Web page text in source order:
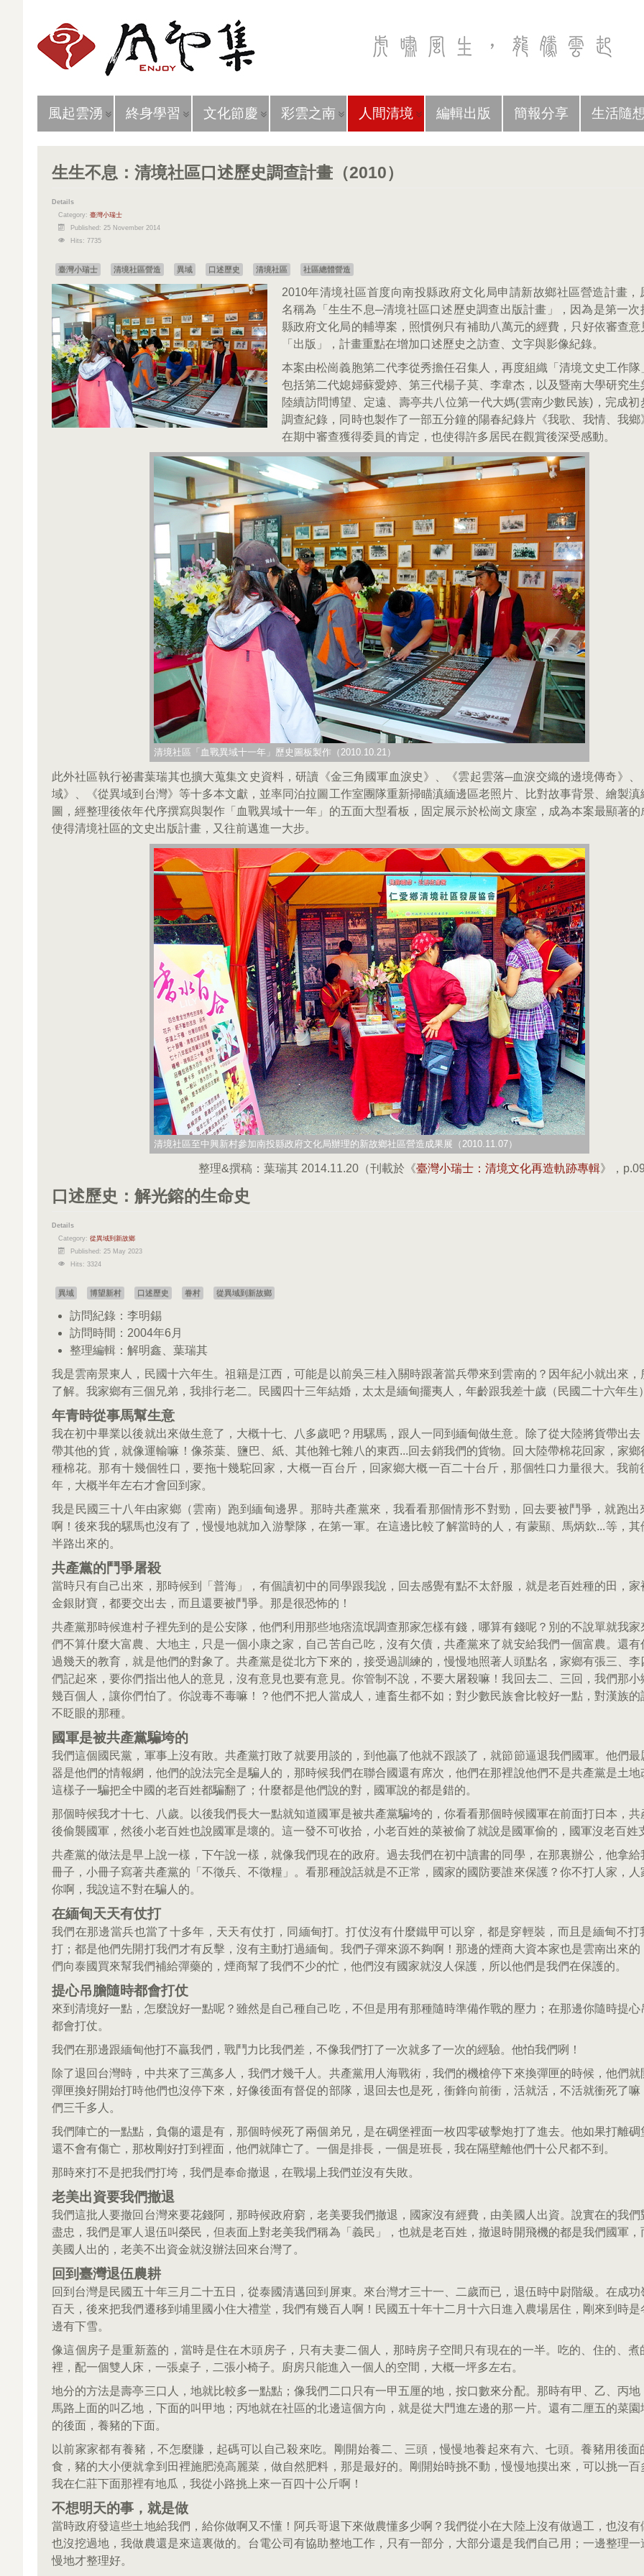
風起雲湧 終身學習 文化節慶 彩雲之南 人間清境 編輯出版 簡報分享 生活隨想
生生不息：清境社區口述歷史調查計畫（2010）
Details
Category: 臺灣小瑞士
Published: 25 November 2014
Hits: 7735
臺灣小瑞士 清境社區營造 異域 口述歷史 清境社區 社區總體營造
2010年清境社區首度向南投縣政府文化局申請新故鄉社區營造計畫，
名稱為「生生不息─清境社區口述歷史調查出版計畫」，因為是第一次
縣政府文化局的輔導案，照慣例只有補助八萬元的經費，只好依審查意
「出版」，計畫重點在增加口述歷史之訪查、文字與影像紀錄。
本案由松崗義胞第二代李從秀擔任召集人，再度組織「清境文史工作隊
包括第二代媳婦蘇愛婷、第三代楊子莫、李韋杰，以及暨南大學研究生
陸續訪問博望、定遠、壽亭共八位第一代大媽(雲南少數民族)，完成初
調查紀錄，同時也製作了一部五分鐘的陽春紀錄片《我歌、我情、我鄉
在期中審查獲得委員的肯定，也使得許多居民在觀賞後深受感動。
清境社區「血戰異域十一年」歷史圖板製作（2010.10.21）
此外社區執行祕書葉瑞其也擴大蒐集文史資料，研讀《金三角國軍血淚史》、《雲起雲落─血淚交織的邊境傳奇》、
域》、《從異域到台灣》等十多本文獻，並率同泊拉圖工作室團隊重新掃瞄滇緬邊區老照片、比對故事背景、繪製滇
圖，經整理後依年代序撰寫與製作「血戰異域十一年」的五面大型看板，固定展示於松崗文康室，成為本案最顯著的
使得清境社區的文史出版計畫，又往前邁進一大步。
清境社區至中興新村參加南投縣政府文化局辦理的新故鄉社區營造成果展（2010.11.07）
整理&撰稿：葉瑞其 2014.11.20（刊載於《臺灣小瑞士：清境文化再造軌跡專輯》，
口述歷史：解光鎔的生命史
Details
Category: 從異域到新故鄉
Published: 25 May 2023
Hits: 3324
異域 博望新村 口述歷史 眷村 從異域到新故鄉
訪問紀錄：李明錫
訪問時間：2004年6月
整理編輯：解明鑫、葉瑞其
我是雲南景東人，民國十六年生。祖籍是江西，可能是以前吳三桂入關時跟著當兵帶來到雲南的？因年紀小就出來，
了解。我家鄉有三個兄弟，我排行老二。民國四十三年結婚，太太是緬甸擺夷人，年齡跟我差十歲（民國二十六年生
年青時從事馬幫生意
我在初中畢業以後就出來做生意了，大概十七、八多歲吧？用騾馬，跟人一同到緬甸做生意。除了從大陸將貨帶出去
帶其他的貨，就像運輸嘛！像茶葉、鹽巴、紙、其他雜七雜八的東西...回去銷我們的貨物。回大陸帶棉花回家，家鄉
種棉花。那有十幾個牲口，要拖十幾駝回家，大概一百台斤，回家鄉大概一百二十台斤，那個牲口力量很大。我前
年，大概半年左右才會回到家。
我是民國三十八年由家鄉（雲南）跑到緬甸邊界。那時共產黨來，我看看那個情形不對勁，回去要被鬥爭，就跑出
啊！後來我的騾馬也沒有了，慢慢地就加入游擊隊，在第一軍。在這邊比較了解當時的人，有蒙顯、馬炳欽...等，其
半路出來的。
共產黨的鬥爭屠殺
當時只有自己出來，那時候到「普海」，有個讀初中的同學跟我說，回去感覺有點不太舒服，就是老百姓種的田，家
金銀財寶，都要交出去，而且還要被鬥爭。那是很恐怖的！
共產黨那時候進村子裡先到的是公安隊，他們利用那些地痞流氓調查那家怎樣有錢，哪算有錢呢？別的不說單就我家
們不算什麼大富農、大地主，只是一個小康之家，自己苦自己吃，沒有欠債，共產黨來了就安給我們一個富農。還有
過幾天的教育，就是他們的對象了。共產黨是從北方下來的，接受過訓練的，慢慢地照著人頭點名，家鄉有張三、李
們記起來，要你們指出他人的意見，沒有意見也要有意見。你管制不說，不要大屠殺嘛！我回去二、三回，我們那小
幾百個人，讓你們怕了。你說毒不毒嘛！？他們不把人當成人，連畜生都不如；對少數民族會比較好一點，對漢族的
不眨眼的那種。
國軍是被共產黨騙垮的
我們這個國民黨，軍事上沒有敗。共產黨打敗了就要用談的，到他贏了他就不跟談了，就節節逼退我們國軍。他們最
器是他們的情報網，他們的說法完全是騙人的，那時候我們在聯合國還有席次，他們在那裡說他們不是共產黨是土地
這樣子一騙把全中國的老百姓都騙翻了；什麼都是他們說的對，國軍說的都是錯的。
那個時候我才十七、八歲。以後我們長大一點就知道國軍是被共產黨騙垮的，你看看那個時候國軍在前面打日本，共
後偷襲國軍，然後小老百姓也說國軍是壞的。這一發不可收拾，小老百姓的菜被偷了就說是國軍偷的，國軍沒老百姓
共產黨的做法是早上說一樣，下午說一樣，就像我們現在的政府。過去我們在初中讀書的同學，在那裏辦公，他拿給
冊子，小冊子寫著共產黨的「不徵兵、不徵糧」。看那種說話就是不正常，國家的國防要誰來保護？你不打人家，人
你啊，我說這不對在騙人的。
在緬甸天天有仗打
我們在那邊當兵也當了十多年，天天有仗打，同緬甸打。打仗沒有什麼鐵甲可以穿，都是穿輕裝，而且是緬甸不打
打；都是他們先開打我們才有反擊，沒有主動打過緬甸。我們子彈來源不夠啊！那邊的煙商大資本家也是雲南出來的
們向泰國買來幫我們補給彈藥的，煙商幫了我們不少的忙，他們沒有國家就沒人保護，所以他們是我們在保護的。
提心吊膽隨時都會打仗
來到清境好一點，怎麼說好一點呢？雖然是自己種自己吃，不但是用有那種隨時準備作戰的壓力；在那邊你隨時提心
都會打仗。
我們在那邊跟緬甸他打不贏我們，戰鬥力比我們差，不像我們打了一次就多了一次的經驗。他怕我們咧！
除了退回台灣時，中共來了三萬多人，我們才幾千人。共產黨用人海戰術，我們的機槍停下來換彈匣的時候，他們就
彈匣換好開始打時他們也沒停下來，好像後面有督促的部隊，退回去也是死，衝鋒向前衝，活就活，不活就衝死了嘛
們三千多人。
我們陣亡的一點點，負傷的還是有，那個時候死了兩個弟兄，是在碉堡裡面一枚四零破擊炮打了進去。他如果打離碉
還不會有傷亡，那枚剛好打到裡面，他們就陣亡了。一個是排長，一個是班長，我在隔壁離他們十公尺都不到。
那時來打不是把我們打垮，我們是奉命撤退，在戰場上我們並沒有失敗。
老美出資要我們撤退
我們這批人要撤回台灣來要花錢阿，那時候政府窮，老美要我們撤退，國家沒有經費，由美國人出資。說實在的我們
盡忠，我們是軍人退伍叫榮民，但表面上對老美我們稱為「義民」，也就是老百姓，撤退時開飛機的都是我們國軍，
美國人出的，老美不出資金就沒辦法回來台灣了。
回到臺灣退伍農耕
回到台灣是民國五十年三月二十五日，從泰國清邁回到屏東。來台灣才三十一、二歲而已，退伍時中尉階級。在成功
百天，後來把我們遷移到埔里國小住大禮堂，我們有幾百人啊！民國五十年十二月十六日進入農場居住，剛來到時是
邊有下雪。
像這個房子是重新蓋的，當時是住在木頭房子，只有夫妻二個人，那時房子空間只有現在的一半。吃的、住的、煮
裡，配一個雙人床，一張桌子，二張小椅子。廚房只能進入一個人的空間，大概一坪多左右。
地分的方法是壽亭三口人，地就比較多一點點；像我們二口只有一甲五厘的地，按口數來分配。那時有甲、乙、丙地
馬路上面的叫乙地，下面的叫甲地；丙地就在社區的北邊這個方向，就是從大門進左邊的那一片。還有二厘五的菜園
的後面，養豬的下面。
以前家家都有養豬，不怎麼賺，起碼可以自己殺來吃。剛開始養二、三頭，慢慢地養起來有六、七頭。養豬用後面
食，豬的大小便就拿到田裡施肥澆高麗菜，做自然肥料，那是最好的。剛開始時挑不動，慢慢地摸出來，可以挑一百
我在仁莊下面那裡有地瓜，我從小路挑上來一百四十公斤啊！
不想明天的事，就是做
當時政府發這些土地給我們，給你做啊又不懂！阿兵哥退下來做農懂多少啊？我們從小在大陸上沒有做過工，也沒有
也沒挖過地，我做農還是來這裏做的。台電公司有協助整地工作，只有一部分，大部分還是我們自己用；一邊整理一
慢地才整理好。